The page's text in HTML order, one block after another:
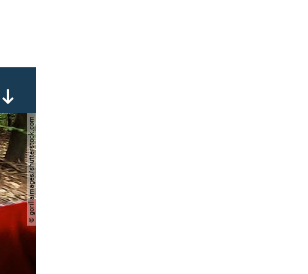
© gorillaimages/shutterstock.com